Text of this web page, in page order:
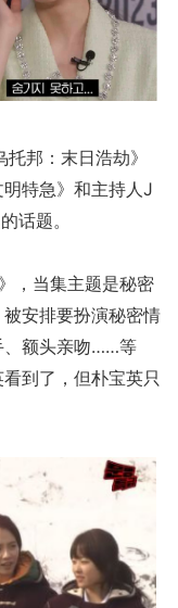
邦：末日浩劫》
特急》和主持人J
话题。
，当集主题是秘密
安排要扮演秘密情
、额头亲吻……等
到了，但朴宝英只